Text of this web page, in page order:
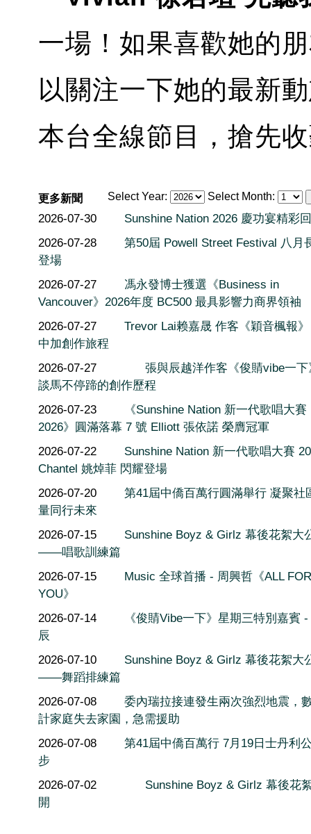
一場！如果喜歡她的
以關注一下她的最新
本台全線節目，搶先
Select Year: Select Month:
更多新聞
2026-07-30
Sunshine Nation 2026 慶功宴精彩
2026-07-28
第50屆 Powell Street Festival 八月
登場
2026-07-27
馮永發博士獲選《Business in
Vancouver》2026年度 BC500 最具影響力商界領袖
2026-07-27
Trevor Lai赖嘉晟 作客《穎音楓報
中加創作旅程
2026-07-27
張與辰越洋作客《俊䝼vibe一下
談馬不停蹄的創作歷程
2026-07-23
《Sunshine Nation 新一代歌唱大賽
2026》圓滿落幕 7 號 Elliott 張依諾 榮膺冠軍
2026-07-22
Sunshine Nation 新一代歌唱大賽
Chantel 姚焯菲 閃耀登場
2026-07-20
第41屆中僑百萬行圓滿舉行 凝聚社
量同行未來
2026-07-15
Sunshine Boyz & Girlz 幕後花絮大
——唱歌訓練篇
2026-07-15
Music 全球首播 - 周興哲《ALL FOR
YOU》
2026-07-14
《俊䝼Vibe一下》星期三特別嘉賓
辰
2026-07-10
Sunshine Boyz & Girlz 幕後花絮大
——舞蹈排練篇
2026-07-08
委內瑞拉接連發生兩次強烈地震，
計家庭失去家園，急需援助
2026-07-08
第41屆中僑百萬行 7月19日士丹利
步
2026-07-02
Sunshine Boyz & Girlz 幕後花
開